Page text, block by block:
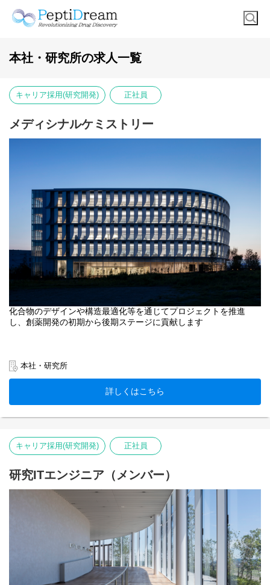
本社・研究所の求人一覧
キャリア採用(研究開発) 正社員
メディシナルケミストリー
化合物のデザインや構造最適化等を通じてプロジェクトを推進
し、創薬開発の初期から後期ステージに貢献します
本社・研究所
詳しくはこちら
キャリア採用(研究開発) 正社員
研究ITエンジニア（メンバー）